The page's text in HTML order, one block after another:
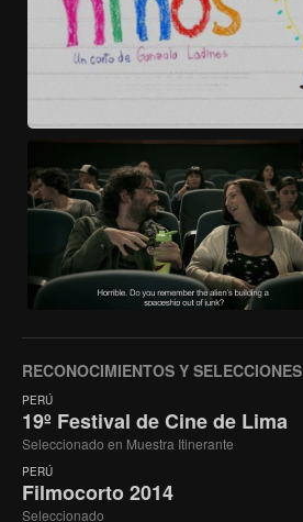
RECONOCIMIENTOS Y SELECCIONES
PERÚ
19º Festival de Cine de Lima
Seleccionado en Muestra Itinerante
PERÚ
Filmocorto 2014
Seleccionado